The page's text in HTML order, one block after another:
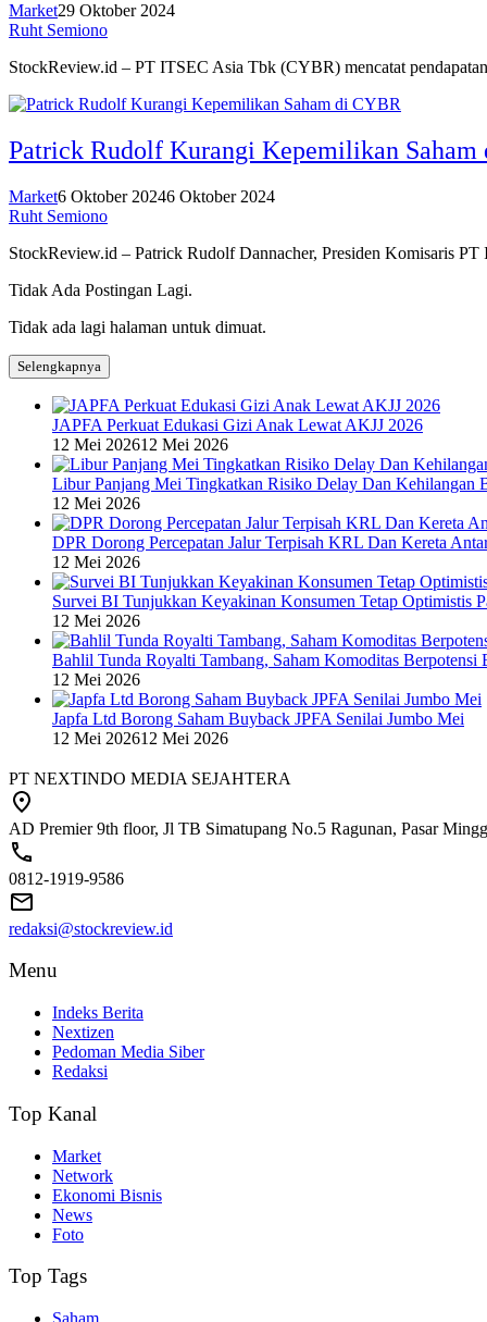
Market29 Oktober 2024
Ruht Semiono
StockReview.id – PT ITSEC Asia Tbk (CYBR) mencatat
Patrick Rudolf Kurangi Kepemilikan
Market6 Oktober 20246 Oktober 2024
Ruht Semiono
StockReview.id – Patrick Rudolf Dannacher, Presiden Komisaris
Tidak Ada Postingan Lagi.
Tidak ada lagi halaman untuk dimuat.
Selengkapnya
JAPFA Perkuat Edukasi Gizi Anak Lewat AKJJ 2026
12 Mei 202612 Mei 2026
Libur Panjang Mei Tingkatkan Risiko Delay Dan Kehilangan
12 Mei 2026
DPR Dorong Percepatan Jalur Terpisah KRL Dan Kereta
12 Mei 2026
Survei BI Tunjukkan Keyakinan Konsumen Tetap Optimistis
12 Mei 2026
Bahlil Tunda Royalti Tambang, Saham Komoditas Berpotensi
12 Mei 2026
Japfa Ltd Borong Saham Buyback JPFA Senilai Jumbo Mei
12 Mei 202612 Mei 2026
PT NEXTINDO MEDIA SEJAHTERA
AD Premier 9th floor, Jl TB Simatupang No.5 Ragunan, Pasar
0812-1919-9586
redaksi@stockreview.id
Menu
Indeks Berita
Nextizen
Pedoman Media Siber
Redaksi
Top Kanal
Market
Network
Ekonomi Bisnis
News
Foto
Top Tags
Saham